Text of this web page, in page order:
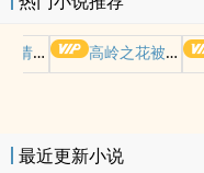
摆好 高岭之花被权贵轮了后
最近更新小说